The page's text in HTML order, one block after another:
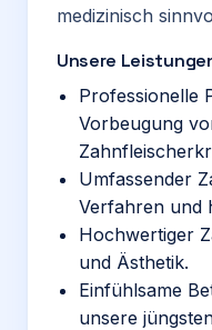
medizinisch
Unsere
Professionelle
Vorbeugung
Umfassender
Verfahren und
Hochwertiger
und Ästhetik.
Einfühlsame
unsere